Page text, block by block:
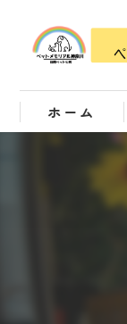
ホーム